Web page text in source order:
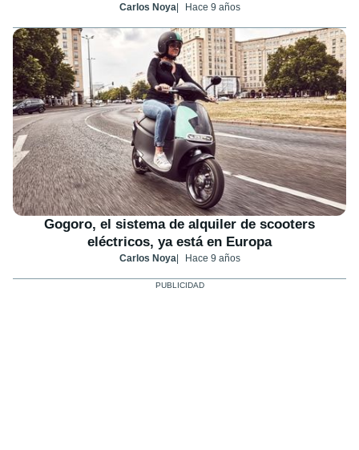
Carlos Noya Hace 9 años
Gogoro, el sistema de alquiler de scooters
eléctricos, ya está en Europa
Carlos Noya Hace 9 años